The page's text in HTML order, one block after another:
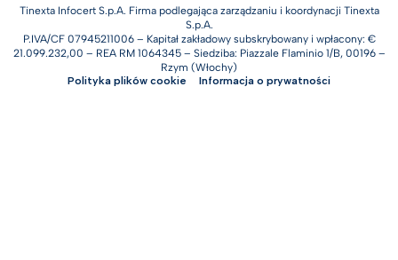
Tinexta Infocert S.p.A. Firma podlegająca zarządzaniu i koordynacji Tinexta
S.p.A.
P.IVA/CF 07945211006 – Kapitał zakładowy subskrybowany i wpłacony: €
21.099.232,00 – REA RM 1064345 – Siedziba: Piazzale Flaminio 1/B, 00196 –
Rzym (Włochy)
Polityka plików cookie
Informacja o prywatności